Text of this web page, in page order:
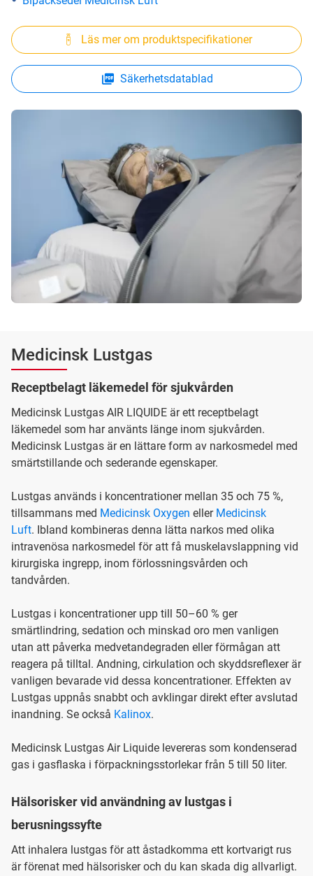
Läs mer om produktspecifikationer
Säkerhetsdatablad
Medicinsk Lustgas
Receptbelagt läkemedel för sjukvården
Medicinsk Lustgas AIR LIQUIDE är ett receptbelagt
läkemedel som har använts länge inom sjukvården.
Medicinsk Lustgas är en lättare form av narkosmedel med
smärtstillande och sederande egenskaper.
Lustgas används i koncentrationer mellan 35 och 75 %,
tillsammans med Medicinsk Oxygen eller Medicinsk
Luft. Ibland kombineras denna lätta narkos med olika
intravenösa narkosmedel för att få muskelavslappning vid
kirurgiska ingrepp, inom förlossningsvården och
tandvården.
Lustgas i koncentrationer upp till 50–60 % ger
smärtlindring, sedation och minskad oro men vanligen
utan att påverka medvetandegraden eller förmågan att
reagera på tilltal. Andning, cirkulation och skyddsreflexer är
vanligen bevarade vid dessa koncentrationer. Effekten av
Lustgas uppnås snabbt och avklingar direkt efter avslutad
inandning. Se också Kalinox.
Medicinsk Lustgas Air Liquide levereras som kondenserad
gas i gasflaska i förpackningsstorlekar från 5 till 50 liter.
Hälsorisker vid användning av lustgas i
berusningssyfte
Att inhalera lustgas för att åstadkomma ett kortvarigt rus
är förenat med hälsorisker och du kan skada dig allvarligt.